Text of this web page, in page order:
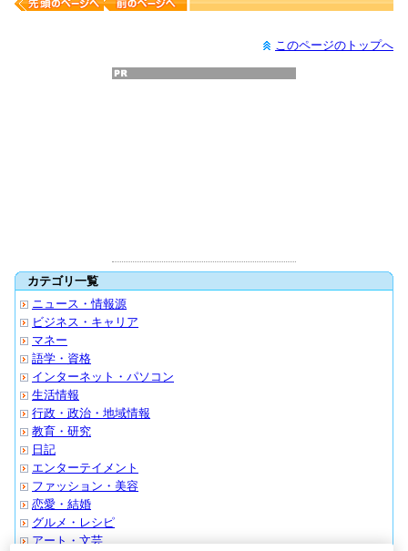
このページのトップへ
カテゴリ一覧
ニュース・情報源
ビジネス・キャリア
マネー
語学・資格
インターネット・パソコン
生活情報
行政・政治・地域情報
教育・研究
日記
エンターテイメント
ファッション・美容
恋愛・結婚
グルメ・レシピ
アート・文芸